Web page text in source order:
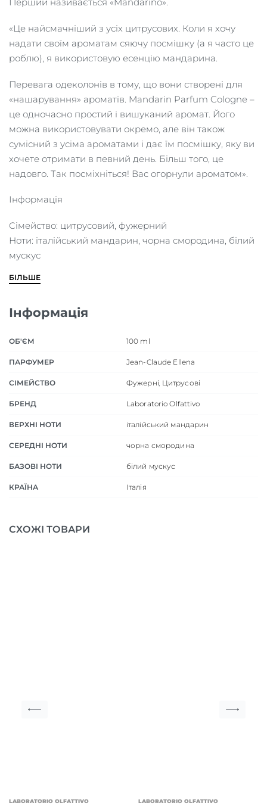
«Це найсмачніший з усіх цитрусових. Коли я хочу
надати своїм ароматам сяючу посмішку (а я часто це
роблю), я використовую есенцію мандарина.
Перевага одеколонів в тому, що вони створені для
«нашарування» ароматів. Mandarin Parfum Cologne –
це одночасно простий і вишуканий аромат. Його
можна використовувати окремо, але він також
сумісний з усіма ароматами і дає їм посмішку, яку ви
хочете отримати в певний день. Більш того, це
надовго. Так посміхніться! Вас огорнули ароматом».
Інформація
Сімейство: цитрусовий, фужерний
Ноти: італійський мандарин, чорна смородина, білий
мускус
БІЛЬШЕ
Інформація
ОБ'ЄМ 100 ml
ПАРФУМЕР Jean-Claude Ellena
СІМЕЙСТВО Фужерні, Цитрусові
БРЕНД Laboratorio Olfattivo
ВЕРХНІ НОТИ італійський мандарин
СЕРЕДНІ НОТИ чорна смородина
БАЗОВІ НОТИ білий мускус
КРАЇНА Італія
СХОЖІ ТОВАРИ
LABORATORIO OLFATTIVO LABORATORIO OLFATTIVO